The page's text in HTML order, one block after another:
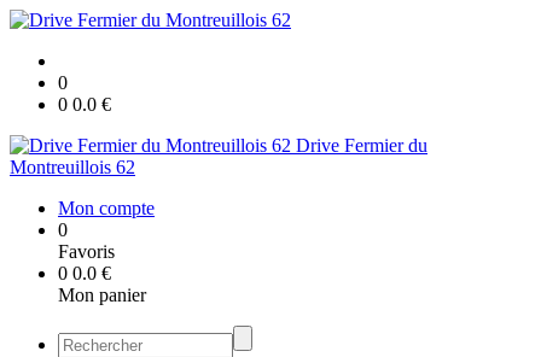
0
0 0.0 €
Drive Fermier du
Montreuillois 62
Mon compte
0
Favoris
0 0.0 €
Mon panier